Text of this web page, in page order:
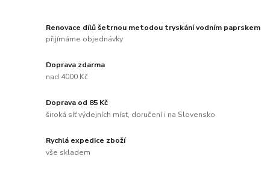
Renovace dílů šetrnou metodou tryskání vodním paprskem
přijímáme objednávky
Doprava zdarma
nad 4000 Kč
Doprava od 85 Kč
široká síť výdejních míst, doručení i na Slovensko
Rychlá expedice zboží
vše skladem